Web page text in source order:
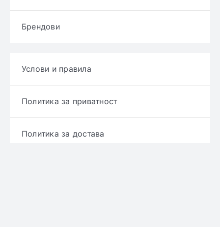
Брендови
Услови и правила
Политика за приватност
Политика за достава